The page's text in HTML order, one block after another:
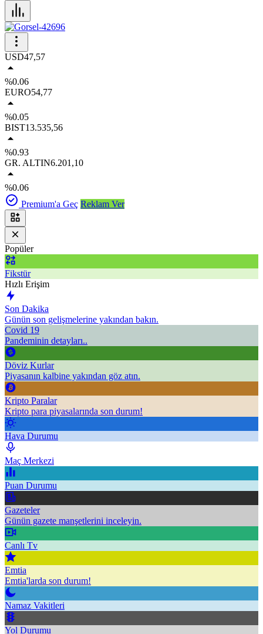
USD47,57
%0.06
EURO54,77
%0.05
BIST13.535,56
%0.93
GR. ALTIN6.201,10
%0.06
Premium'a Geç Reklam Ver
Popüler
Fikstür
Hızlı Erişim
Son Dakika
Günün son gelişmelerine yakından bakın.
Covid 19
Pandeminin detayları..
Döviz Kurlar
Piyasanın kalbine yakından göz atın.
Kripto Paralar
Kripto para piyasalarında son durum!
Hava Durumu
Maç Merkezi
Puan Durumu
Gazeteler
Günün gazete manşetlerini inceleyin.
Canlı Tv
Emtia
Emtia'larda son durum!
Namaz Vakitleri
Yol Durumu